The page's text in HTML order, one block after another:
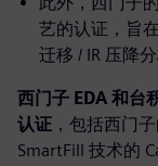
艺的认证，旨
迁移 / IR 压降分
西门子 EDA 和台
认证 ，包括西门
SmartFill 技术的